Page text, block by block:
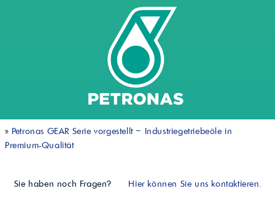
» Petronas GEAR Serie vorgestellt – Industriegetriebeöle in
Premium-Qualität
Sie haben noch Fragen? Hier können Sie uns kontaktieren.